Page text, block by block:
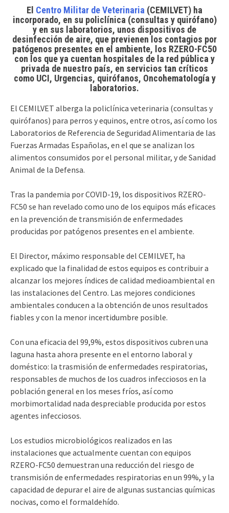
El Centro Militar de Veterinaria (CEMILVET) ha
incorporado, en su policlínica (consultas y quirófano)
y en sus laboratorios, unos dispositivos de
desinfección de aire, que previenen los contagios por
patógenos presentes en el ambiente, los RZERO-FC50
con los que ya cuentan hospitales de la red pública y
privada de nuestro país, en servicios tan críticos
como UCI, Urgencias, quirófanos, Oncohematología y
laboratorios.
El CEMILVET alberga la policlínica veterinaria (consultas y
quirófanos) para perros y equinos, entre otros, así como los
Laboratorios de Referencia de Seguridad Alimentaria de las
Fuerzas Armadas Españolas, en el que se analizan los
alimentos consumidos por el personal militar, y de Sanidad
Animal de la Defensa.
Tras la pandemia por COVID-19, los dispositivos RZERO-
FC50 se han revelado como uno de los equipos más eficaces
en la prevención de transmisión de enfermedades
producidas por patógenos presentes en el ambiente.
El Director, máximo responsable del CEMILVET, ha
explicado que la finalidad de estos equipos es contribuir a
alcanzar los mejores índices de calidad medioambiental en
las instalaciones del Centro. Las mejores condiciones
ambientales conducen a la obtención de unos resultados
fiables y con la menor incertidumbre posible.
Con una eficacia del 99,9%, estos dispositivos cubren una
laguna hasta ahora presente en el entorno laboral y
doméstico: la trasmisión de enfermedades respiratorias,
responsables de muchos de los cuadros infecciosos en la
población general en los meses fríos, así como
morbimortalidad nada despreciable producida por estos
agentes infecciosos.
Los estudios microbiológicos realizados en las
instalaciones que actualmente cuentan con equipos
RZERO-FC50 demuestran una reducción del riesgo de
transmisión de enfermedades respiratorias en un 99%, y la
capacidad de depurar el aire de algunas sustancias químicas
nocivas, como el formaldehído.